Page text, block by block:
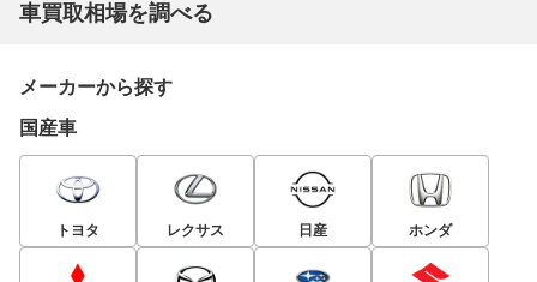
車買取相場を調べる
メーカーから探す
国産車
トヨタ レクサス 日産 ホンダ